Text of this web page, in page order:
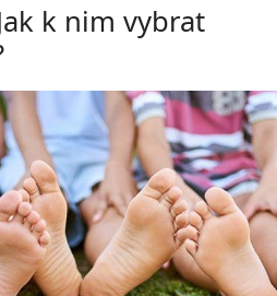
k nim vybrat